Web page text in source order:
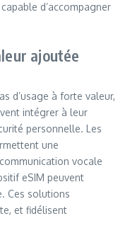
d’accompagner
ajoutée
d’usage à forte valeur,
intégrer à leur
personnelle. Les
une
vocale
eSIM peuvent
Ces solutions
et fidélisent